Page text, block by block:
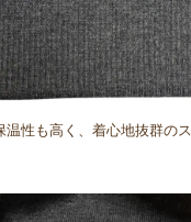
性も高く、着心地抜群の